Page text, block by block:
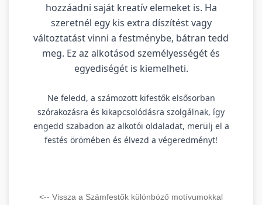
hozzáadni saját kreatív elemeket is. Ha
szeretnél egy kis extra díszítést vagy
változtatást vinni a festménybe, bátran tedd
meg. Ez az alkotásod személyességét és
egyediségét is kiemelheti.
Ne feledd, a számozott kifestők elsősorban
szórakozásra és kikapcsolódásra szolgálnak, így
engedd szabadon az alkotói oldaladat, merülj el a
festés örömében és élvezd a végeredményt!
<-- Vissza a Számfestők különböző motívumokkal